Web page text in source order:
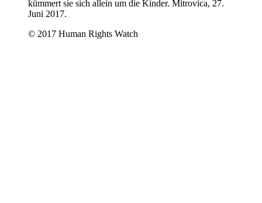
kümmert sie sich allein um die Kinder. Mitrovica, 27.
Juni 2017.
© 2017 Human Rights Watch